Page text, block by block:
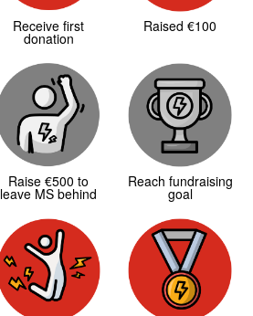
Receive first
donation
Raised €100
Raise €500 to
leave MS behind
Reach fundraising
goal